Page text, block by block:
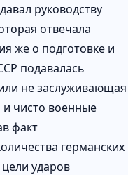
руководству
отвечала
же о подготовке и
подавалась
не заслуживающая
и чисто военные
факт
германских
ударов